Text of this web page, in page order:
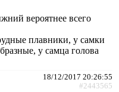
вероятнее всего
плавники, у самки
у самца голова
18/12/2017 20:26:55
#2443565